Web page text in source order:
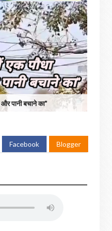
पानी बचाने का"
Facebook Blogger